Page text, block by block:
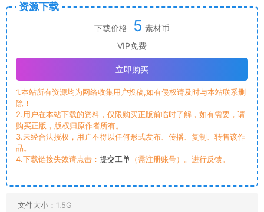
资源下载
下载价格 5 素材币
VIP免费
立即购买
1.本站所有资源均为网络收集用户投稿,如有侵权请及时与本站联系删
除！
2.用户在本站下载的资料，仅限购买正版前临时了解，如有需要，请
购买正版，版权归原作者所有。
3.未经合法授权，用户不得以任何形式发布、传播、复制、转售该作
品。
4.下载链接失效请点击： 提交工单 （需注册账号）。进行反馈。
文件大小： 1.5G